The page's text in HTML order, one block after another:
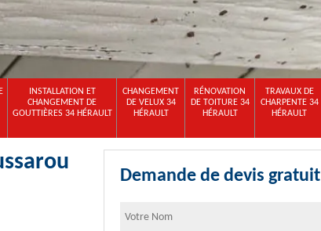
INSTALLATION ET
CHANGEMENT DE
GOUTTIÈRES 34 HÉRAULT
CHANGEMENT
DE VELUX 34
HÉRAULT
RÉNOVATION
DE TOITURE 34
HÉRAULT
TRAVAUX DE
CHARPENTE 34
HÉRAULT
Demande de devis gratuit